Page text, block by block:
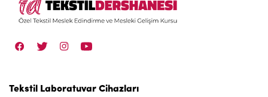
Tekstil Laboratuvar Cihazları